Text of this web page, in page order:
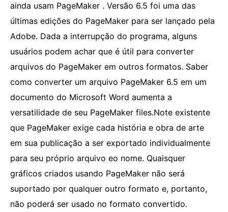
ainda usam PageMaker . Versão 6.5 foi uma das
últimas edições do PageMaker para ser lançado pela
Adobe. Dada a interrupção do programa, alguns
usuários podem achar que é útil para converter
arquivos do PageMaker em outros formatos. Saber
como converter um arquivo PageMaker 6.5 em um
documento do Microsoft Word aumenta a
versatilidade de seu PageMaker files.Note existente
que PageMaker exige cada história e obra de arte
em sua publicação a ser exportado individualmente
para seu próprio arquivo eo nome. Quaisquer
gráficos criados usando PageMaker não será
suportado por qualquer outro formato e, portanto,
não poderá ser usado no formato convertido.